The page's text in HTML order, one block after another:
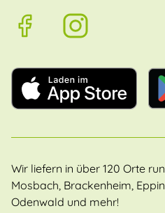
Wir liefern in über 120 Orte
Mosbach, Brackenheim,
Odenwald und mehr!